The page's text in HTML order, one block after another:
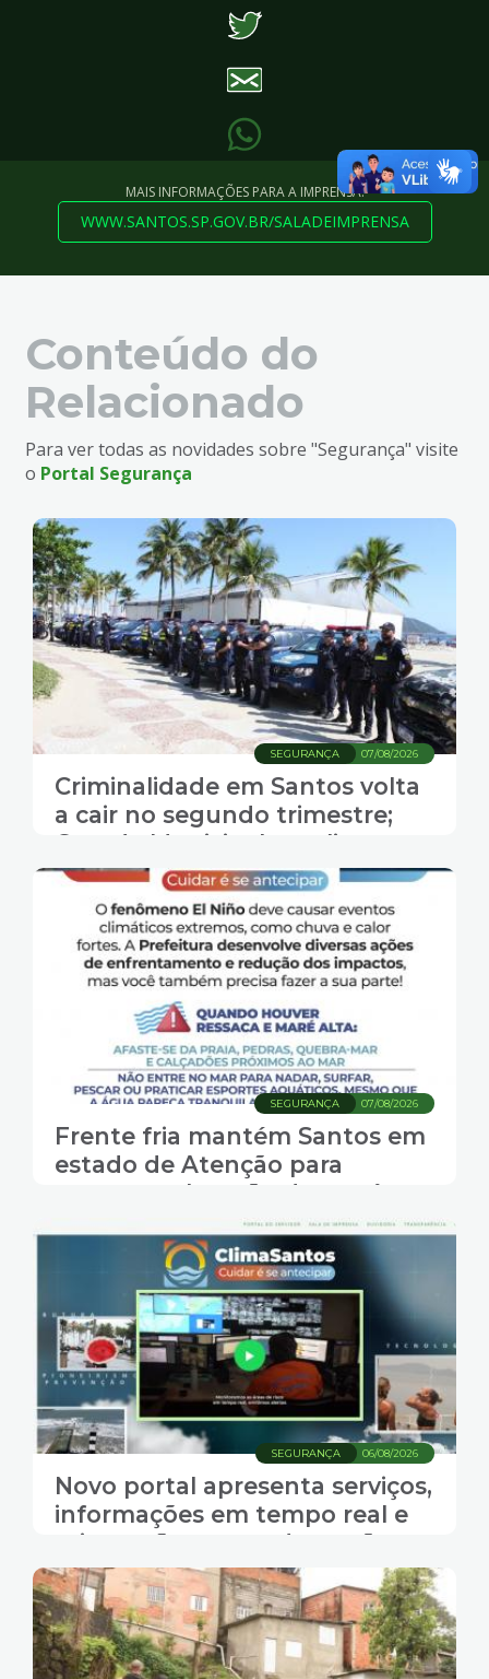
MAIS INFORMAÇÕES PARA A IMPRENSA:
WWW.SANTOS.SP.GOV.BR/SALADEIMPRENSA
Conteúdo do
Relacionado
Para ver todas as novidades sobre "Segurança" visite
o Portal Segurança
07/08/2026
SEGURANÇA
Criminalidade em Santos volta
a cair no segundo trimestre;
Guarda Municipal amplia
produtividade
07/08/2026
SEGURANÇA
Frente fria mantém Santos em
estado de Atenção para
ressaca e elevação da maré
06/08/2026
SEGURANÇA
Novo portal apresenta serviços,
informações em tempo real e
orientações para adaptação
dos santistas às mudanças
climáticas